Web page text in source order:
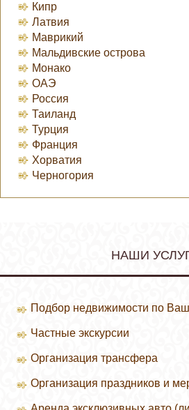
Кипр
Латвия
Маврикий
Мальдивские острова
Монако
ОАЭ
Россия
Таиланд
Турция
Франция
Хорватия
Черногория
НАШИ
Подбор недвижимости по
Частные экскурсии
Организация трансфера
Организация праздников и